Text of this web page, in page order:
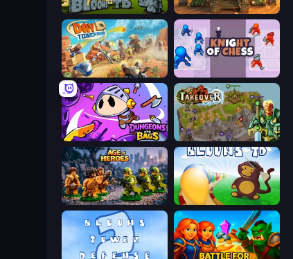
Bloons Tower Defense 4 Expansion Call of Tanks
Day D Tower Rush Knight of Chess
Dungeons and Bags Takeover
Age of Heroes Bloons Tower Defense